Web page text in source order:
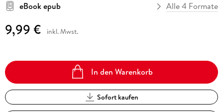
eBook epub
Alle 4 Formate
9,99 € inkl. Mwst.
In den Warenkorb
Sofort kaufen